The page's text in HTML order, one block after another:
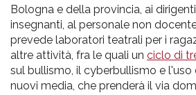
Bologna e della provincia, ai
insegnanti, al personale non
prevede laboratori teatrali per i
altre attività, fra le quali un ciclo di
sul bullismo, il cyberbullismo e
nuovi media, che prenderà il via